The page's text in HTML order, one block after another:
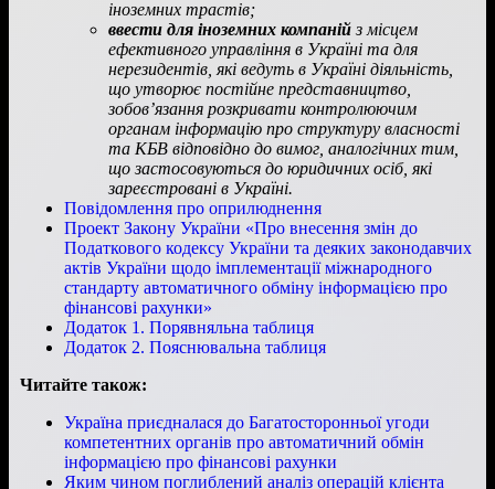
іноземних трастів;
ввести для іноземних компаній з місцем
ефективного управління в Україні та для
нерезидентів, які ведуть в Україні діяльність,
що утворює постійне представництво,
зобов’язання розкривати контролюючим
органам інформацію про структуру власності
та КБВ відповідно до вимог, аналогічних тим,
що застосовуються до юридичних осіб, які
зареєстровані в Україні.
Повідомлення про оприлюднення
Проект Закону України «Про внесення змін до
Податкового кодексу України та деяких законодавчих
актів України щодо імплементації міжнародного
стандарту автоматичного обміну інформацією про
фінансові рахунки»
Додаток 1. Порявняльна таблиця
Додаток 2. Пояснювальна таблиця
Читайте також:
Україна приєдналася до Багатосторонньої угоди
компетентних органів про автоматичний обмін
інформацією про фінансові рахунки
Яким чином поглиблений аналіз операцій клієнта